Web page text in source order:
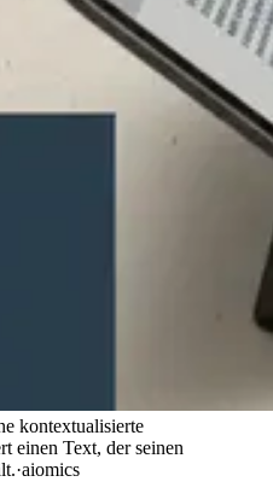
kontextualisierte
einen Text, der seinen
·aiomics